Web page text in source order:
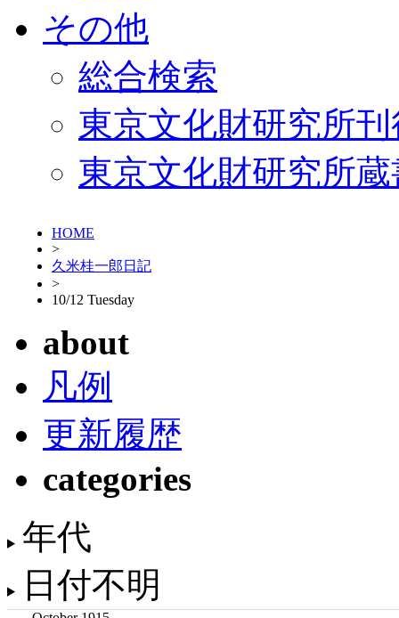
その他
総合検索
東京文化財研究所
東京文化財研究所
HOME
>
久米桂一郎日記
>
10/12 Tuesday
about
凡例
更新履歴
categories
年代
日付不明